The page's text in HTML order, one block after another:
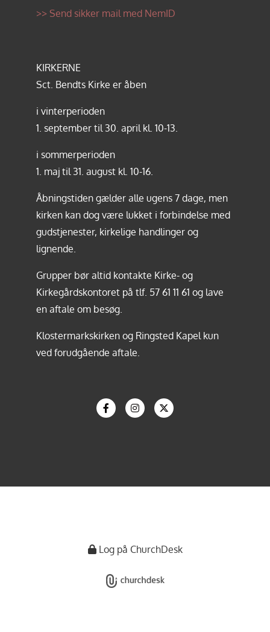
>> Send sikker mail med NemID
KIRKERNE
Sct. Bendts Kirke er åben
i vinterperioden
1. september til 30. april kl. 10-13.
i sommerperioden
1. maj til 31. august kl. 10-16.
Åbningstiden gælder alle ugens 7 dage, men
kirken kan dog være lukket i forbindelse med
gudstjenester, kirkelige handlinger og
lignende.
Grupper bør altid kontakte Kirke- og
Kirkegårdskontoret på tlf. 57 61 11 61 og lave
en aftale om besøg.
Klostermarkskirken og Ringsted Kapel kun
ved forudgående aftale.
Log på ChurchDesk